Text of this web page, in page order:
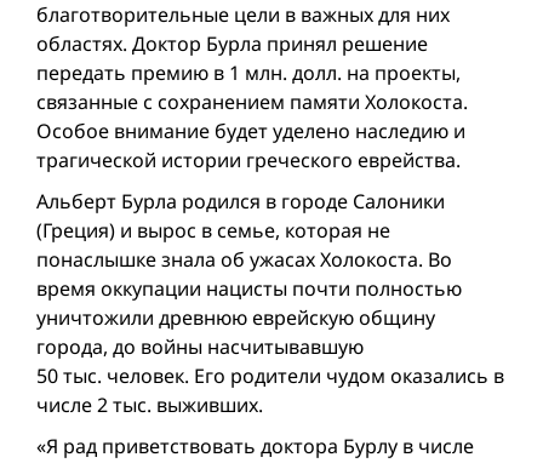
благотворительные цели в важных для них
областях. Доктор Бурла принял решение
передать премию в 1 млн. долл. на проекты,
связанные с сохранением памяти Холокоста.
Особое внимание будет уделено наследию и
трагической истории греческого еврейства.
Альберт Бурла родился в городе Салоники
(Греция) и вырос в семье, которая не
понаслышке знала об ужасах Холокоста. Во
время оккупации нацисты почти полностью
уничтожили древнюю еврейскую общину
города, до войны насчитывавшую
50 тыс. человек. Его родители чудом оказались в
числе 2 тыс. выживших.
«Я рад приветствовать доктора Бурлу в числе